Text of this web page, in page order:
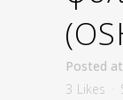
Posted
3 Likes